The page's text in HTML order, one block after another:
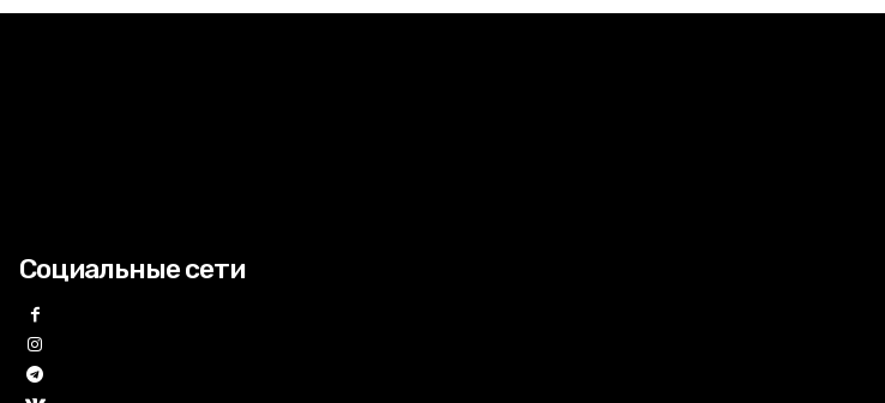
Социальные сети